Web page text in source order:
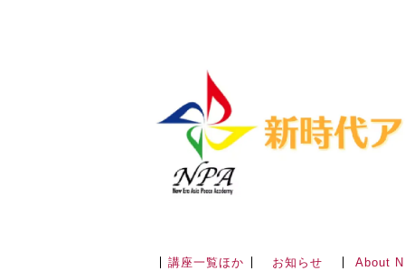
講座一覧ほか お知らせ About